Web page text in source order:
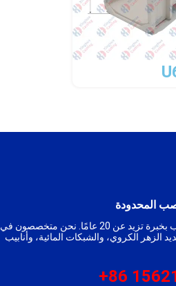
المحدودة
شركة في صناعة الصب بخبرة تزيد عن 20 عامًا. نحن متخصصون في
الزهر الكروي، والشبكات المائية، وأنابيب